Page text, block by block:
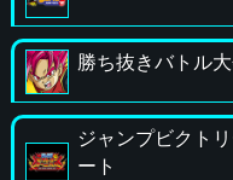
勝ち抜きバトル
ジャンプビクト
ート